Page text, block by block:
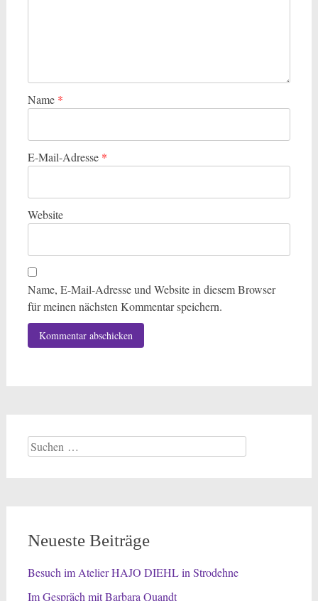
Name *
E-Mail-Adresse *
Website
Name, E-Mail-Adresse und Website in diesem Browser
für meinen nächsten Kommentar speichern.
Suchen
nach:
Neueste Beiträge
Besuch im Atelier HAJO DIEHL in Strodehne
Im Gespräch mit Barbara Quandt